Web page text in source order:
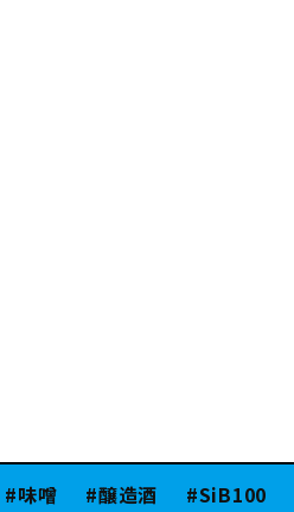
味噌 醸造酒 SiB100